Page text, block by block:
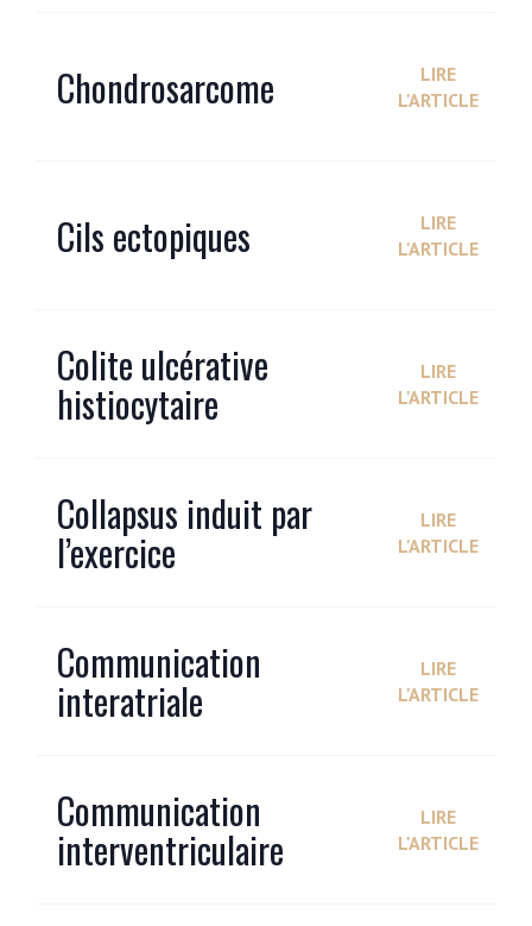
Chondrosarcome
LIRE
L'ARTICLE
Cils ectopiques
LIRE
L'ARTICLE
Colite ulcérative
histiocytaire
LIRE
L'ARTICLE
Collapsus induit par
l’exercice
LIRE
L'ARTICLE
Communication
interatriale
LIRE
L'ARTICLE
Communication
interventriculaire
LIRE
L'ARTICLE